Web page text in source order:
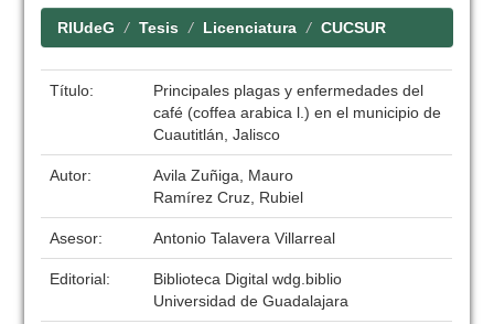
RIUdeG Tesis Licenciatura CUCSUR
Título:
Principales plagas y enfermedades del
café (coffea arabica l.) en el municipio de
Cuautitlán, Jalisco
Autor:
Avila Zuñiga, Mauro
Ramírez Cruz, Rubiel
Asesor: Antonio Talavera Villarreal
Editorial:
Biblioteca Digital wdg.biblio
Universidad de Guadalajara